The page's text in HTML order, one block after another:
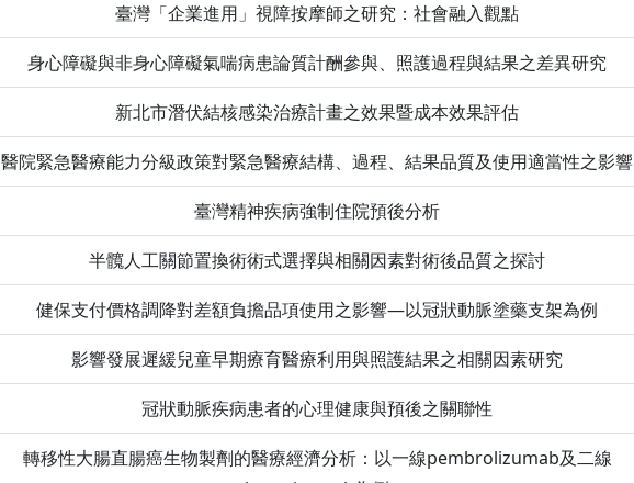
臺灣「企業進用」視障按摩師之研究：社會融入觀點
身心障礙與非身心障礙氣喘病患論質計酬參與、照護過程與結果之差異研究
新北市潛伏結核感染治療計畫之效果暨成本效果評估
醫院緊急醫療能力分級政策對緊急醫療結構、過程、結果品質及使用適當性之影響
臺灣精神疾病強制住院預後分析
半髖人工關節置換術術式選擇與相關因素對術後品質之探討
健保支付價格調降對差額負擔品項使用之影響—以冠狀動脈塗藥支架為例
影響發展遲緩兒童早期療育醫療利用與照護結果之相關因素研究
冠狀動脈疾病患者的心理健康與預後之關聯性
轉移性大腸直腸癌生物製劑的醫療經濟分析：以一線pembrolizumab及二線